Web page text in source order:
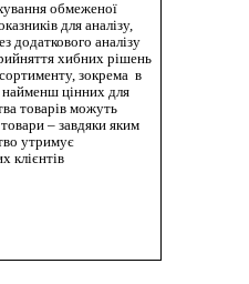
обмеженої
для аналізу,
додаткового аналізу
хибних рішень
зокрема в
цінних для
товарів можуть
– завдяки яким
утримує
клієнтів